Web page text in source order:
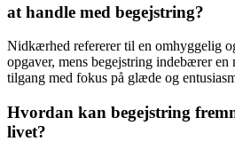
at handle med begejstring?
Nidkærhed refererer til en omhyggelig
opgaver, mens begejstring indebærer en
tilgang med fokus på glæde og
Hvordan kan begejstring
livet?